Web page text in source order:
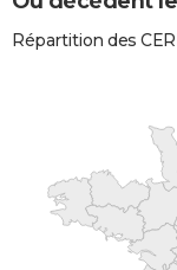
Répartition des